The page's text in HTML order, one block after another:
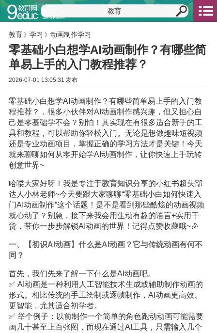
教育 》 学习 》 动画制作学习
零基础小白想学AI动画制作？有哪些简
单易上手的入门教程推荐？
2026-07-01 13:05:31 发布
零基础小白想学AI动画制作？有哪些简单易上手的入门教
程推荐？，很多小伙伴对AI动画制作感兴趣，但又担心自
己是零基础学不会？别怕！其实现在有很多适合新手的工
具和教程，可以帮助你轻松入门。无论是想做趣味短视频
还是专业动画项目，掌握正确的学习方法才是关键！今天
就来聊聊如何从零开始学AI动画制作，让你快速上手玩转
创意世界~
哈喽大家好呀！我是专注于教育知识分享的小红书超头部
达人小林老师~今天要跟大家聊聊“零基础小白如何快速入
门AI动画制作”这个话题！是不是看到那些酷炫的动画视频
就心动了？别急，接下来我会用生动有趣的语言+实用干
货，带你一步步解锁AI动画的世界！记得点赞收藏哦~🎉
一、【初识AI动画】什么是AI动画？它与传统动画有何不
同？
首先，我们先来了解一下什么是AI动画吧。
✅ AI动画是一种利用人工智能技术生成或辅助制作动画的
形式。相比传统的手工绘制或逐帧制作，AI动画更高效、
更智能，尤其适合初学者。
✅ 举个例子：以前制作一个简单的角色跑动动画可能需要
画几十甚至上百张图，而现在通过AI工具，只需输入几个